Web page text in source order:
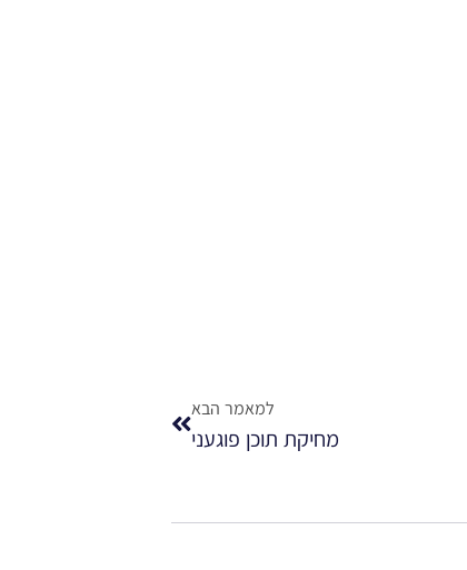
למאמר הבא
מחיקת תוכן פוגעני